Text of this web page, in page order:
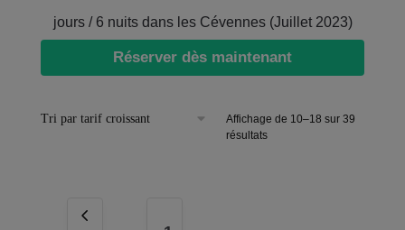
jours / 6 nuits dans les Cévennes (Juillet 2023)
Réserver dès maintenant
Affichage de 10–18 sur 39
résultats